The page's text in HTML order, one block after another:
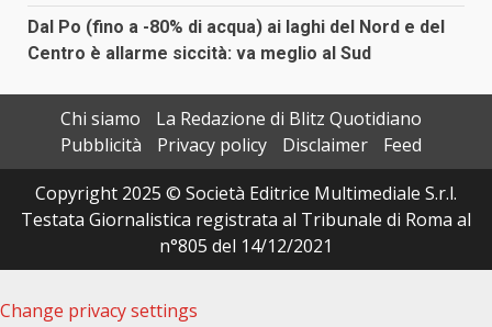
Dal Po (fino a -80% di acqua) ai laghi del Nord e del
Centro è allarme siccità: va meglio al Sud
Chi siamo
La Redazione di Blitz Quotidiano
Pubblicità
Privacy policy Disclaimer
Feed
Copyright 2025 © Società Editrice Multimediale S.r.l.
Testata Giornalistica registrata al Tribunale di Roma al
n°805 del 14/12/2021
Change privacy settings